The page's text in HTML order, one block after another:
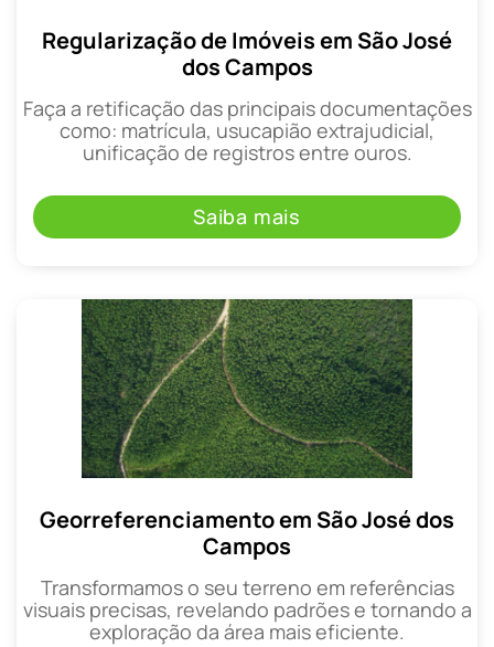
Regularização de Imóveis em São José
dos Campos
Faça a retificação das principais documentações
como: matrícula, usucapião extrajudicial,
unificação de registros entre ouros.
Saiba mais
Georreferenciamento em São José dos
Campos
Transformamos o seu terreno em referências
visuais precisas, revelando padrões e tornando a
exploração da área mais eficiente.